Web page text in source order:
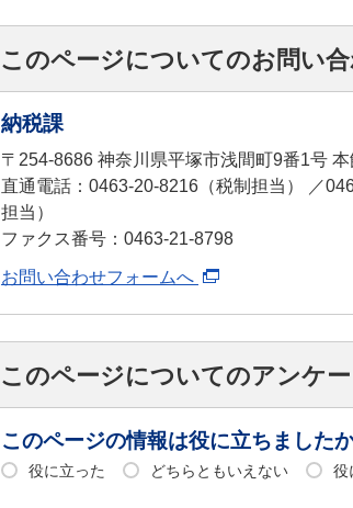
このページについてのお問い
納税課
〒254-8686 神奈川県平塚市浅間町9番1号
直通電話：0463-20-8216（税制担当） ／
担当）
ファクス番号：0463-21-8798
お問い合わせフォームへ
このページについてのアンケー
このページの情報は役に立ちました
役に立った どちらともいえない 役